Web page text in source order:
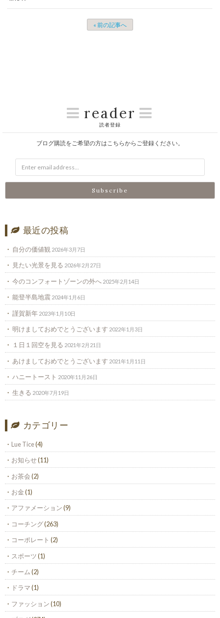
« 前の記事へ
reader
読者登録
ブログ購読をご希望の方はこちらからご登録ください。
最近の投稿
自分の価値観 2026年3月7日
見たい光景を見る 2026年2月27日
今のコンフォートゾーンの外へ 2025年2月14日
能登半島地震 2024年1月6日
謹賀新年 2023年1月10日
明けましておめでとうございます 2022年1月3日
１日１回空を見る 2021年2月21日
あけましておめでとうございます 2021年1月11日
ハニートースト 2020年11月26日
生きる 2020年7月19日
カテゴリー
Lue Tice(4)
お知らせ(11)
お茶会(2)
お金(1)
アファメーション(9)
コーチング(263)
コーポレート (2)
スポーツ(1)
チーム (2)
ドラマ(1)
ファッション(10)